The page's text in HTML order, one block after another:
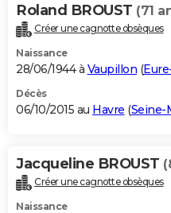
Roland BROUST (71
Créer une cagnotte obsèques
Naissance
28/06/1944 à Vaupillon (
Décès
06/10/2015 au Havre (Seine-
Jacqueline BROUST
Créer une cagnotte obsèques
Naissance